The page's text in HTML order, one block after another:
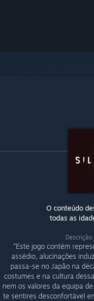
O conteúdo
todas as
“Este jogo contém
assédio, alucinações
passa-se no Japão na
costumes e na cultura
nem os valores da equipa
te sentires desconfortável